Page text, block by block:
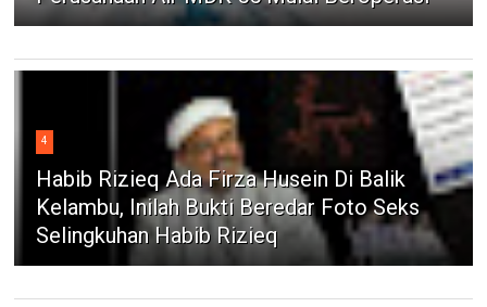
4
Habib Rizieq Ada Firza Husein Di Balik
Kelambu, Inilah Bukti Beredar Foto Seks
Selingkuhan Habib Rizieq